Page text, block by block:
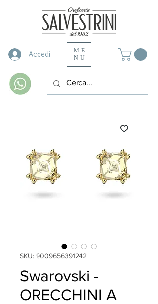
Accedi
ME
NU
SKU: 9009656391242
Swarovski -
ORECCHINI A